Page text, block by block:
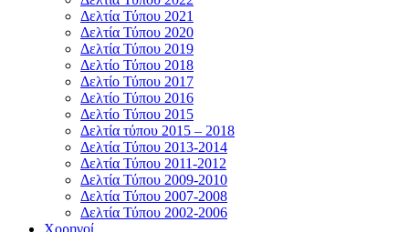
Δελτία Τύπου 2021
Δελτία Τύπου 2020
Δελτία Τύπου 2019
Δελτίο Τύπου 2018
Δελτίο Τύπου 2017
Δελτίο Τύπου 2016
Δελτίο Τύπου 2015
Δελτία τύπου 2015 – 2018
Δελτία Τύπου 2013-2014
Δελτία Τύπου 2011-2012
Δελτία Τύπου 2009-2010
Δελτία Τύπου 2007-2008
Δελτία Τύπου 2002-2006